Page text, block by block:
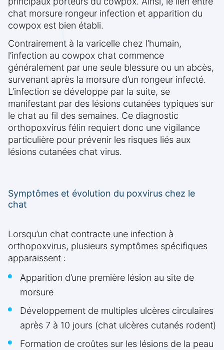
chat morsure rongeur infection et apparition du
cowpox est bien établi.
Contrairement à la varicelle chez l’humain,
l’infection au cowpox chat commence
généralement par une seule blessure ou un abcès,
survenant après la morsure d’un rongeur infecté.
L’infection se développe par la suite, se
manifestant par des lésions cutanées typiques sur
le chat au fil des semaines. Ce diagnostic
orthopoxvirus félin requiert donc une vigilance
particulière pour prévenir les risques liés aux
lésions cutanées chat virus.
Symptômes et évolution du poxvirus chez le
chat
Lorsqu’un chat contracte une infection à
orthopoxvirus, plusieurs symptômes spécifiques
apparaissent :
Apparition d’une première lésion au site de
morsure
Développement de multiples ulcères circulaires
après 7 à 10 jours (chat ulcères cutanés rodent)
Formation de croûtes sur les lésions de la peau